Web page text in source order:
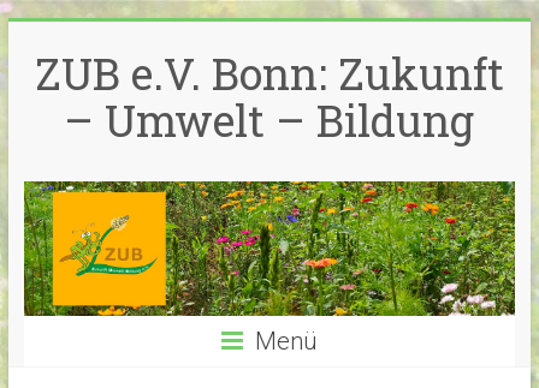
Inhalt
springen
ZUB e.V. Bonn: Zukunft
– Umwelt – Bildung
Menü